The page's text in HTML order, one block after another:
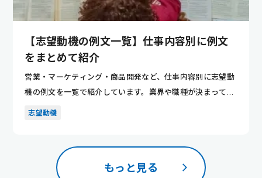
【志望動機の例文一覧】仕事内容別に例文
をまとめて紹介
営業・マーケティング・商品開発など、仕事内容別に志望動
機の例文を一覧で紹介しています。業界や職種が決まってい
ない人でも、...
志望動機
もっと見る